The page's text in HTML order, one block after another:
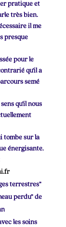
pratique et
très bien.
il me
presque
pour le
qu’il a
semé
qu’il nous
tombe sur la
énergisante.
terrestres”
perdu” de
les soins